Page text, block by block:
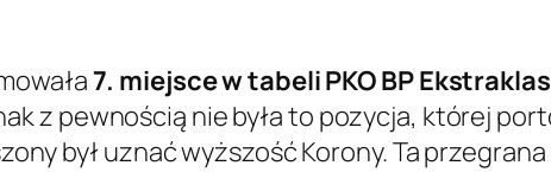
7. miejsce w tabeli PKO BP
z pewnością nie była to pozycja, której
był uznać wyższość Korony. Ta